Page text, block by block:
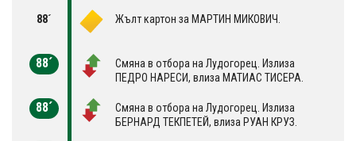
88´ Жълт картон за МАРТИН МИКОВИЧ.
88´
Смяна в отбора на Лудогорец. Излиза
ПЕДРО НАРЕСИ, влиза МАТИАС ТИСЕРА.
88´
Смяна в отбора на Лудогорец. Излиза
БЕРНАРД ТЕКПЕТЕЙ, влиза РУАН КРУЗ.